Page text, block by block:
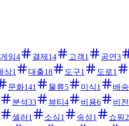
게임4 결제 14 고객1 공연3
상1 대출18 도구1 도로1
문화141 물류5 미식1 배송
분석33 뷰티 4 비용6 비전
셀러 1 소싱1 속성1 쇼핑2